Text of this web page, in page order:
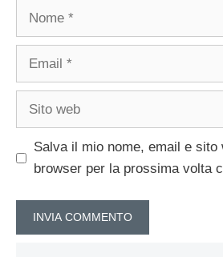
Nome
Email
Sito
Salva il mio nome, email e sito
browser per la prossima volta